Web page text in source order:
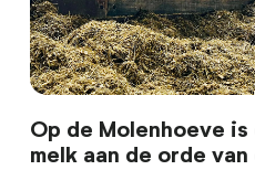
Op de Molenhoeve
melk aan de orde